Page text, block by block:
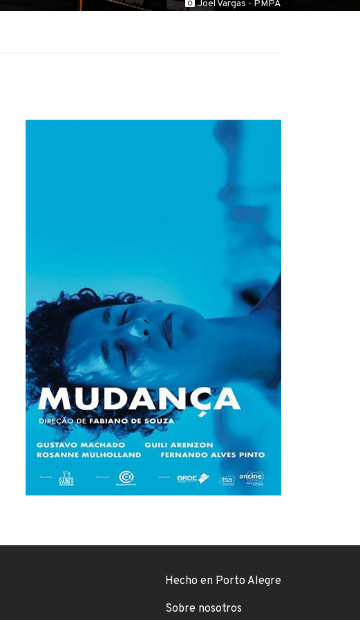
Joel Vargas - PMPA
Footer menu
Hecho en Porto Alegre
Sobre nosotros